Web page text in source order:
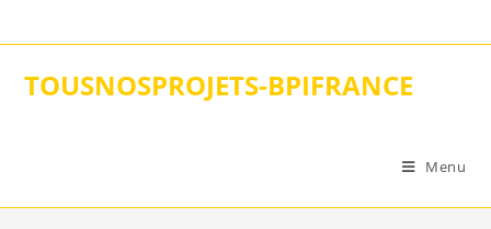
to
TOUSNOSPROJETS-BPIFRANCE
Menu